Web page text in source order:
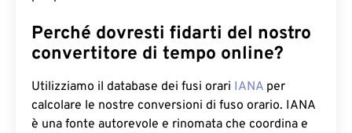
Perché dovresti fidarti del nostro
convertitore di tempo online?
Utilizziamo il database dei fusi orari IANA per
calcolare le nostre conversioni di fuso orario. IANA
è una fonte autorevole e rinomata che coordina e